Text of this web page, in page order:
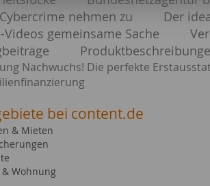
nehmen zu
Der
Videos gemeinsame Sache
Nachwuchs! Die perfekte
bei content.de
& Mieten
& Wohnung